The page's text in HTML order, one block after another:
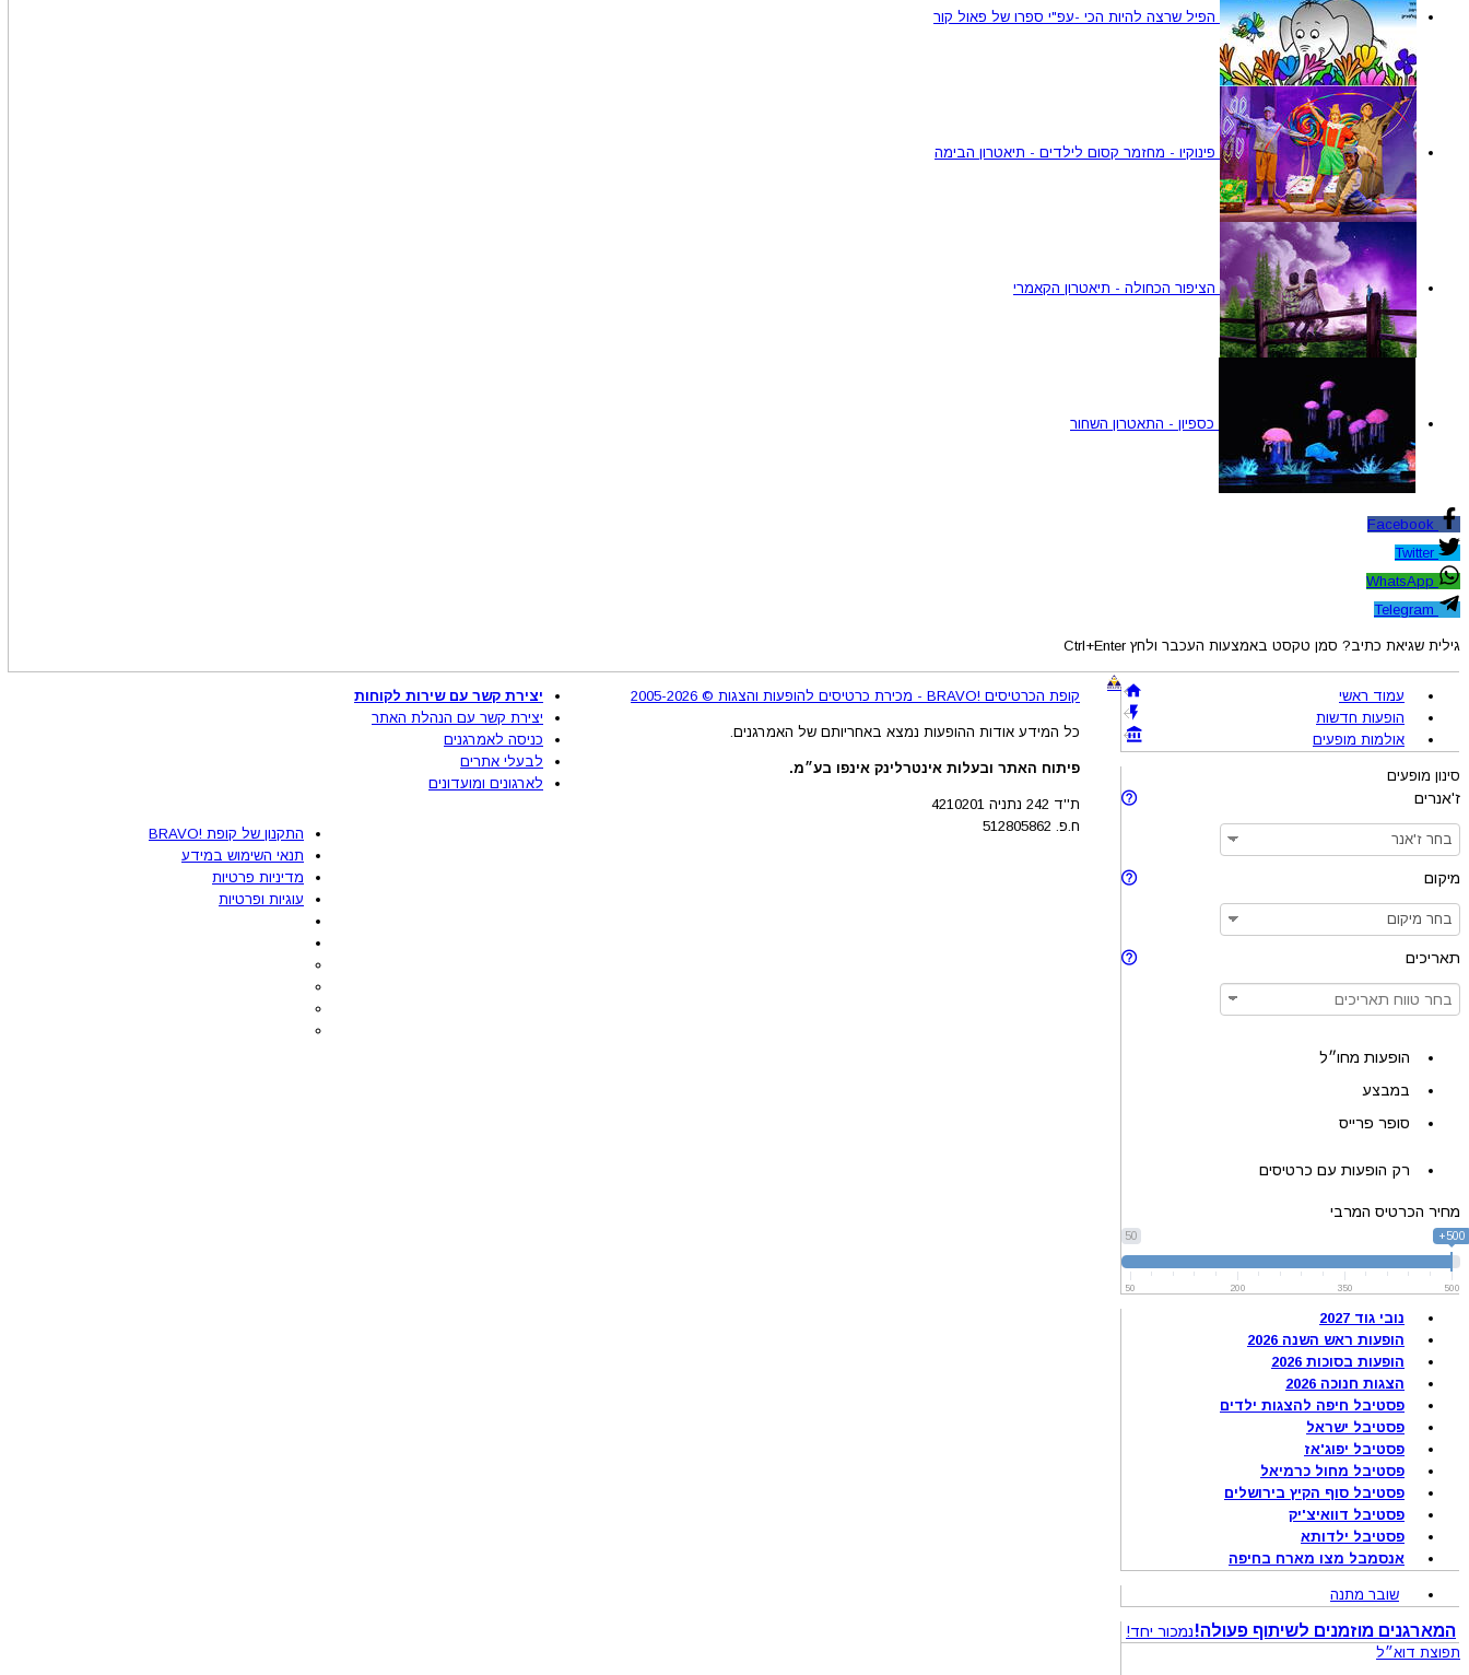
הפיל שרצה להיות הכי -עפ"י ספרו של פאול קור
פינוקיו - מחזמר קסום לילדים - תיאטרון הבימה
הציפור הכחולה - תיאטרון הקאמרי
כספיון - התאטרון השחור
גילית שגיאת כתיב? סמן טקסט באמצעות העכבר ולחץ Ctrl+Enter
עמוד ראשי
הופעות חדשות
אולמות מופעים
סינון מופעים
ז'אנרים
מיקום
תאריכים
הופעות מחו״ל
במבצע
סופר פרייס
רק הופעות עם כרטיסים
מחיר הכרטיס המרבי
50 500+
50 200 350 500
נובי גוד 2027
הופעות ראש השנה 2026
הופעות בסוכות 2026
הצגות חנוכה 2026
פסטיבל חיפה להצגות ילדים
פסטיבל ישראל
פסטיבל יפוג'אז
פסטיבל מחול כרמיאל
פסטיבל סוף הקיץ בירושלים
פסטיבל דוואיצ'יק
פסטיבל ילדותא
אנסמבל מצו מארח בחיפה
שובר מתנה
המארגנים מוזמנים לשיתוף פעולה!נמכור יחד!
תפוצת דוא״ל
קופת הכרטיסים !BRAVO - מכירת כרטיסים להופעות והצגות © 2005-2026
כל המידע אודות ההופעות נמצא באחריותם של האמרגנים.
פיתוח האתר ובעלות אינטרלינק אינפו בע״מ.
ת''ד 242 נתניה 4210201
ח.פ. 512805862
יצירת קשר עם שירות לקוחות
יצירת קשר עם הנהלת האתר
כניסה לאמרגנים
לבעלי אתרים
לארגונים ומועדונים
התקנון של קופת !BRAVO
תנאי השימוש במידע
מדיניות פרטיות
עוגיות ופרטיות